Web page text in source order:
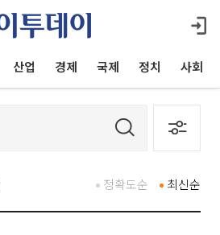
산업 경제 국제 정치 사회
최신순
정확도순